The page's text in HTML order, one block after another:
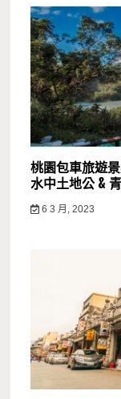
桃園包車旅遊
水中土地公 &
6 3 月, 2023